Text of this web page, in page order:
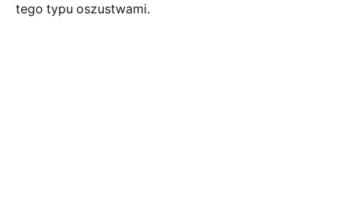
tego typu oszustwami.